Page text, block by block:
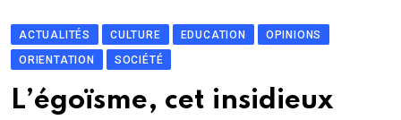
ACTUALITÉS CULTURE EDUCATION
OPINIONS
ORIENTATION
SOCIÉTÉ
L’égoïsme, cet insidieux